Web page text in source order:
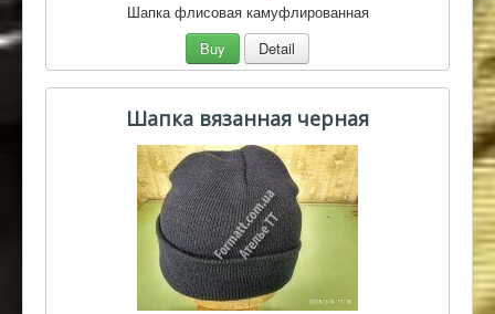
Шапка флисовая камуфлированная
Buy
Detail
Шапка вязанная черная